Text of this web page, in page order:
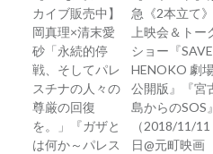
カイブ販売中】
岡真理×清末愛
砂「永続的停
戦、そしてパレ
スチナの人々の
尊厳の回復
を。」『ガザと
は何か～パレス
急《2本立て》
上映会＆トー
ショー『SAVE
HENOKO 劇
公開版』『宮
島からのSOS』
（2018/11/11
日@元町映画